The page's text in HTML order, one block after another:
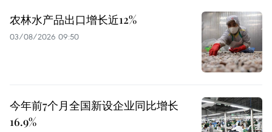
农林水产品出口增长近12%
03/08/2026 09:50
今年前7个月全国新设企业同比增长
16.9%